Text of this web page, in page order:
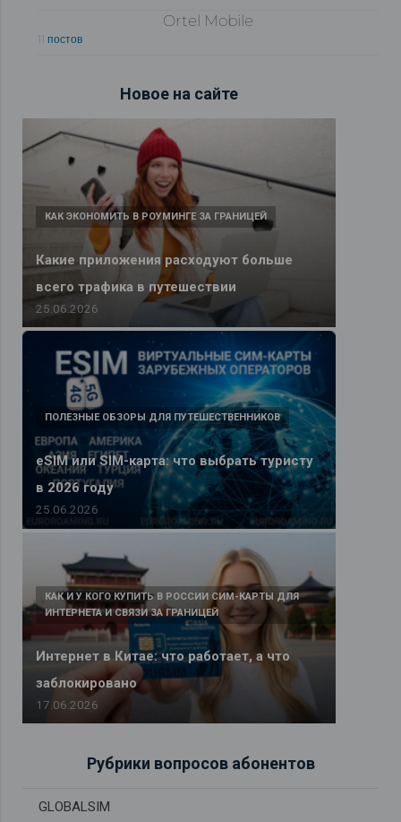
Ortel Mobile
11 постов
Новое на сайте
Какие приложения расходуют больше
всего трафика в путешествии
КАК ЭКОНОМИТЬ В РОУМИНГЕ ЗА ГРАНИЦЕЙ
25.06.2026
eSIM или SIM-карта: что выбрать туристу
в 2026 году
ПОЛЕЗНЫЕ ОБЗОРЫ ДЛЯ ПУТЕШЕСТВЕННИКОВ
25.06.2026
Интернет в Китае: что работает, а что
заблокировано
КАК И У КОГО КУПИТЬ В РОССИИ СИМ-КАРТЫ ДЛЯ
ИНТЕРНЕТА И СВЯЗИ ЗА ГРАНИЦЕЙ
17.06.2026
Рубрики вопросов абонентов
GLOBALSIM